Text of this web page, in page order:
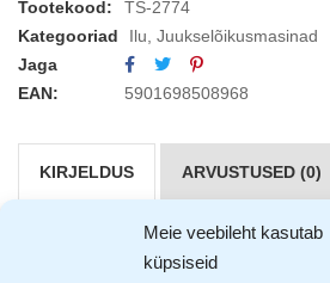
Meie veebileht kasutab
küpsiseid
Tootekood:
TS-2774
Kategooriad
Ilu Juukselõikusmasinad
Jaga
EAN:
5901698508968
KIRJELDUS ARVUSTUSED (0)
juhtmevaba 2 in 1
juuste lõikamiseks. Mahukas 600mAh